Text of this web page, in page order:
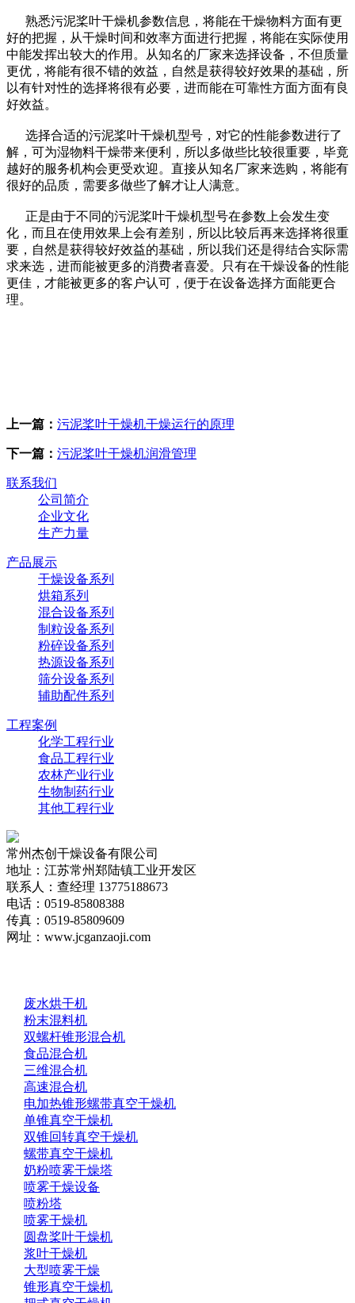
熟悉污泥桨叶干燥机参数信息，将能在干燥物料方面有更
好的把握，从干燥时间和效率方面进行把握，将能在实际使用
中能发挥出较大的作用。从知名的厂家来选择设备，不但质量
更优，将能有很不错的效益，自然是获得较好效果的基础，所
以有针对性的选择将很有必要，进而能在可靠性方面方面有良
好效益。
选择合适的污泥桨叶干燥机型号，对它的性能参数进行了
解，可为湿物料干燥带来便利，所以多做些比较很重要，毕竟
越好的服务机构会更受欢迎。直接从知名厂家来选购，将能有
很好的品质，需要多做些了解才让人满意。
正是由于不同的污泥桨叶干燥机型号在参数上会发生变
化，而且在使用效果上会有差别，所以比较后再来选择将很重
要，自然是获得较好效益的基础，所以我们还是得结合实际需
求来选，进而能被更多的消费者喜爱。只有在干燥设备的性能
更佳，才能被更多的客户认可，便于在设备选择方面能更合
理。
上一篇： 污泥桨叶干燥机干燥运行的原理
下一篇： 污泥桨叶干燥机润滑管理
联系我们
公司简介
企业文化
生产力量
产品展示
干燥设备系列
烘箱系列
混合设备系列
制粒设备系列
粉碎设备系列
热源设备系列
筛分设备系列
辅助配件系列
工程案例
化学工程行业
食品工程行业
农林产业行业
生物制药行业
其他工程行业
常州杰创干燥设备有限公司
地址：江苏常州郑陆镇工业开发区
联系人：查经理 13775188673
电话：0519-85808388
传真：0519-85809609
网址：www.jcganzaoji.com
废水烘干机
粉末混料机
双螺杆锥形混合机
食品混合机
三维混合机
高速混合机
电加热锥形螺带真空干燥机
单锥真空干燥机
双锥回转真空干燥机
螺带真空干燥机
奶粉喷雾干燥塔
喷雾干燥设备
喷粉塔
喷雾干燥机
圆盘桨叶干燥机
浆叶干燥机
大型喷雾干燥
锥形真空干燥机